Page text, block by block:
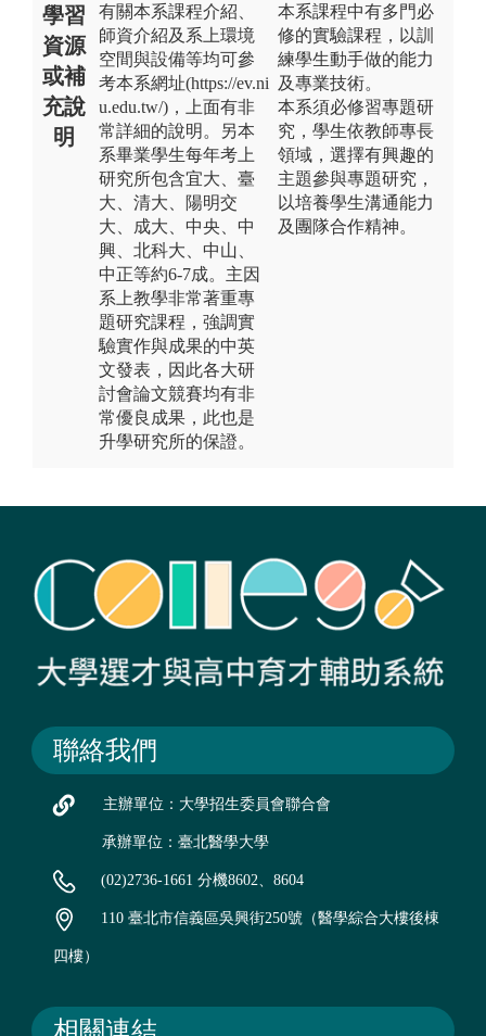
學習
資源
或補
充說
明
有關本系課程介紹、
師資介紹及系上環境
空間與設備等均可參
考本系網址(https://ev.ni
u.edu.tw/)，上面有非
常詳細的說明。另本
系畢業學生每年考上
研究所包含宜大、臺
大、清大、陽明交
大、成大、中央、中
興、北科大、中山、
中正等約6-7成。主因
系上教學非常著重專
題研究課程，強調實
驗實作與成果的中英
文發表，因此各大研
討會論文競賽均有非
常優良成果，此也是
升學研究所的保證。
本系課程中有多門必
修的實驗課程，以訓
練學生動手做的能力
及專業技術。
本系須必修習專題研
究，學生依教師專長
領域，選擇有興趣的
主題參與專題研究，
以培養學生溝通能力
及團隊合作精神。
聯絡我們
主辦單位：大學招生委員會聯合會
承辦單位：臺北醫學大學
(02)2736-1661 分機8602、8604
110 臺北市信義區吳興街250號（醫學綜合大樓後棟
四樓）